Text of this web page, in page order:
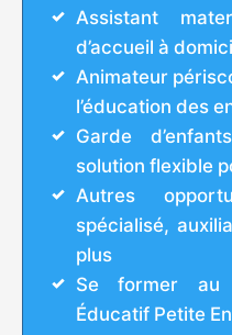
Assistant
d’accueil à
Animateur
l’éducation des
Garde
solution flexible
Autres
spécialisé,
plus
Se former au
Éducatif Petite